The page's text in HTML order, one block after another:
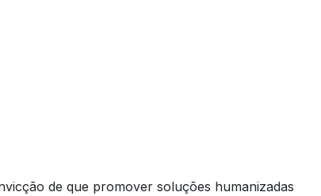
de que promover soluções humanizadas